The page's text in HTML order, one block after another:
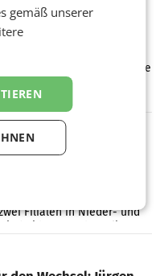
Zirkularität: ARA und
am POS über
August hinweg rücken die
Austria AG (ARA) und der
Müller die Initiative
in allen österreichischen
zwei Filialen in
– Im Rahmen einer
Filialen in Nieder- und
gemäß unserer